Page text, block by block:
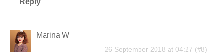
Reply
Marina W
26 September 2018 at 04:27